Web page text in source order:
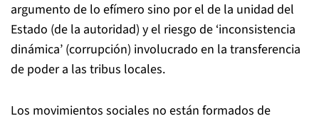
argumento de lo efímero sino por el de la unidad del
Estado (de la autoridad) y el riesgo de ‘inconsistencia
dinámica’ (corrupción) involucrado en la transferencia
de poder a las tribus locales.
Los movimientos sociales no están formados de